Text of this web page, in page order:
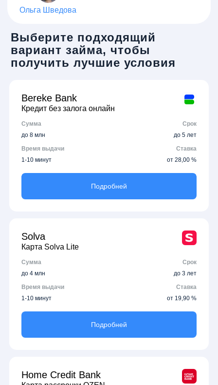
Ольга Шведова
Выберите подходящий
вариант займа, чтобы
получить лучшие условия
Bereke Bank
Кредит без залога онлайн
Сумма
Срок
до 8 млн
до 5 лет
Время выдачи
Ставка
1-10 минут
от 28,00 %
Подробней
Solva
Карта Solva Lite
Сумма
Срок
до 4 млн
до 3 лет
Время выдачи
Ставка
1-10 минут
от 19,90 %
Подробней
Home Credit Bank